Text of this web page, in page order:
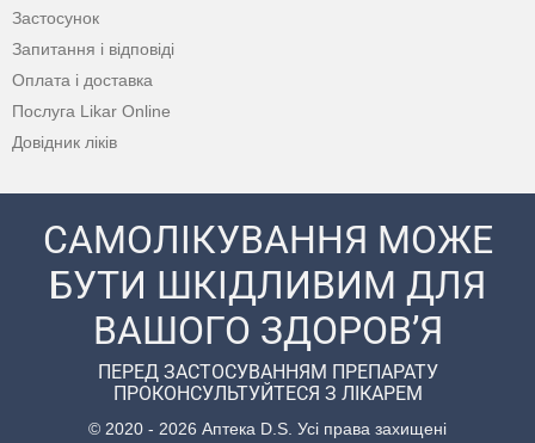
Застосунок
Запитання і відповіді
Оплата і доставка
Послуга Likar Online
Довідник ліків
САМОЛІКУВАННЯ МОЖЕ
БУТИ ШКІДЛИВИМ ДЛЯ
ВАШОГО ЗДОРОВ’Я
ПЕРЕД ЗАСТОСУВАННЯМ ПРЕПАРАТУ
ПРОКОНСУЛЬТУЙТЕСЯ З ЛІКАРЕМ
© 2020 - 2026 Аптека D.S. Усі права захищені